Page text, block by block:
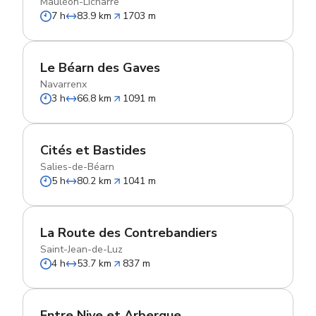
7 h
83.9 km 1703 m
Le Béarn des Gaves
Navarrenx
3 h
66.8 km 1091 m
Cités et Bastides
Salies-de-Béarn
5 h
80.2 km 1041 m
La Route des Contrebandiers
Saint-Jean-de-Luz
4 h
53.7 km 837 m